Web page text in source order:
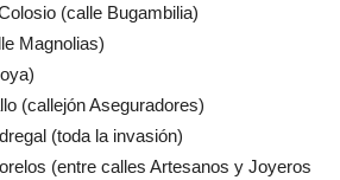
(calle Bugambilia)
Magnolias)
(callejón Aseguradores)
(toda la invasión)
(entre calles Artesanos y Joyeros